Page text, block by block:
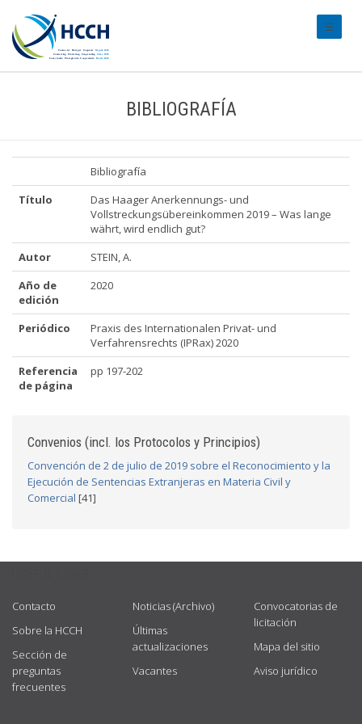
BIBLIOGRAFÍA
Bibliografía
Título
Das Haager Anerkennungs- und
Vollstreckungsübereinkommen 2019 – Was lange
währt, wird endlich gut?
Autor
STEIN, A.
Año de
edición
2020
Periódico
Praxis des Internationalen Privat- und
Verfahrensrechts (IPRax) 2020
Referencia
de página
pp 197-202
Convenios (incl. los Protocolos y Principios)
Convención de 2 de julio de 2019 sobre el Reconocimiento y la
Ejecución de Sentencias Extranjeras en Materia Civil y
Comercial [41]
Contacto
Sobre la HCCH
Sección de
preguntas
frecuentes
Noticias (Archivo)
Últimas
actualizaciones
Vacantes
Convocatorias de
licitación
Mapa del sitio
Aviso jurídico